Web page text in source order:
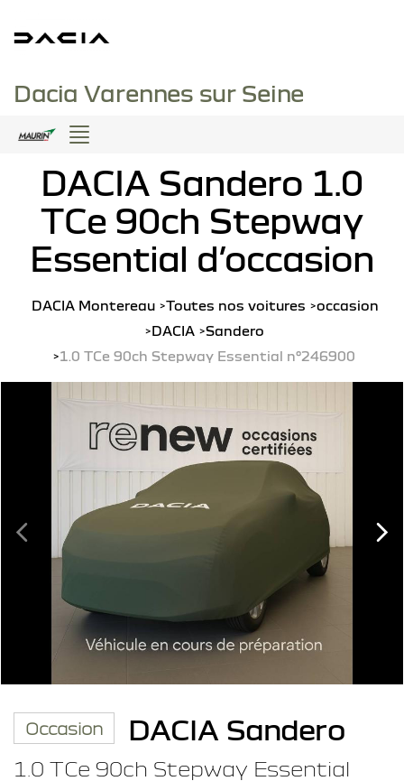
Dacia Varennes sur Seine
Menu
DACIA Sandero 1.0
TCe 90ch Stepway
Essential d’occasion
DACIA Montereau Toutes nos voitures
occasion
DACIA
Sandero
1.0 TCe 90ch Stepway Essential n°246900
Occasion DACIA Sandero
1.0 TCe 90ch Stepway Essential